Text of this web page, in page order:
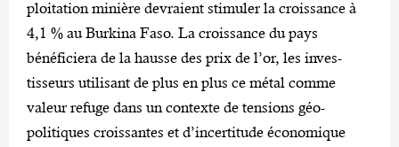
ploitation minière devraient stimuler la croissance à
4,1 % au Bur­kina Faso. La croissance du pays
bénéficiera de la hausse des prix de l’or, les inves­
tisseurs utilisant de plus en plus ce métal comme
valeur refuge dans un contexte de tensions géo­
politiques croissantes et d’incertitude économique